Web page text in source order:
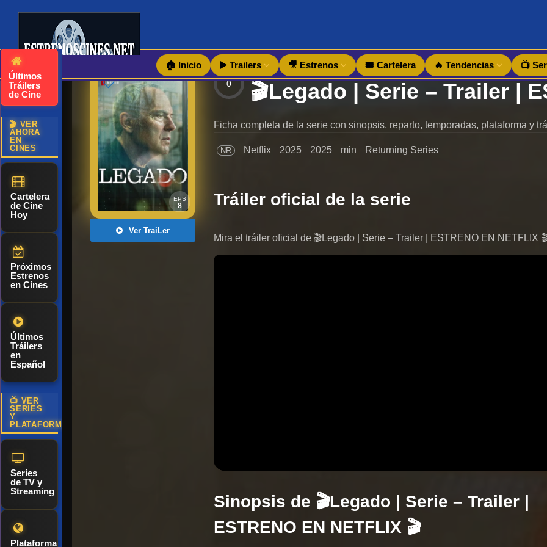
Últimos
Tráilers
de Cine
🎬 VER
AHORA
EN
CINES
Cartelera
de Cine
Hoy
Próximos
Estrenos
en Cines
Últimos
Tráilers
en
Español
📺 VER
SERIES
Y
PLATAFORMAS
Series
de TV y
Streaming
Plataformas
🏠 Inicio ▶️ Trailers 🎥 Estrenos 🎟️ Cartelera 🔥 Tendencias 📺
EPS
8
Ver TraiLer
0
Ficha completa de la serie con sinopsis, reparto, temporadas, plataforma y
NR Netflix 2025 2025 min Returning Series
Tráiler oficial de la serie
Mira el tráiler oficial de 🎬Legado | Serie – Trailer | ESTRENO EN NETFLIX
Sinopsis de 🎬Legado | Serie – Trailer |
ESTRENO EN NETFLIX 🎬